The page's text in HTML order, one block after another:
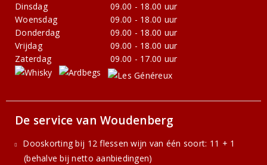
Dinsdag
09.00 - 18.00 uur
Woensdag
09.00 - 18.00 uur
Donderdag
09.00 - 18.00 uur
Vrijdag
09.00 - 18.00 uur
Zaterdag
09.00 - 17.00 uur
De service van Woudenberg
Dooskorting bij 12 flessen wijn van één soort: 11 + 1
(behalve bij netto aanbiedingen)